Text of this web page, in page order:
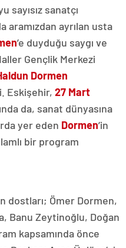
sayısız sanatçı
aramızdan ayrılan usta
’e duyduğu saygı ve
Gençlik Merkezi
Dormen
Eskişehir, 27 Mart
da, sanat dünyasına
yer eden Dormen’in
bir program
dostları; Ömer Dormen,
Banu Zeytinoğlu, Doğan
kapsamında önce